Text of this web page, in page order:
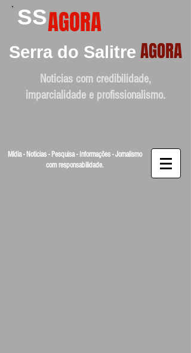
SSAGORA
Serra do Salitre AGORA
Noticias com credibilidade,
imparcialidade e profissionalismo.
Mídia - Noticias - Pesquisa - Informações - Jornalismo
com responsabilidade.